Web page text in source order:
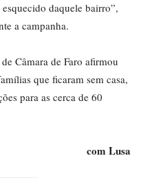
daquele bairro”,
a campanha.
Câmara de Faro afirmou
que ficaram sem casa,
para as cerca de 60
com Lusa